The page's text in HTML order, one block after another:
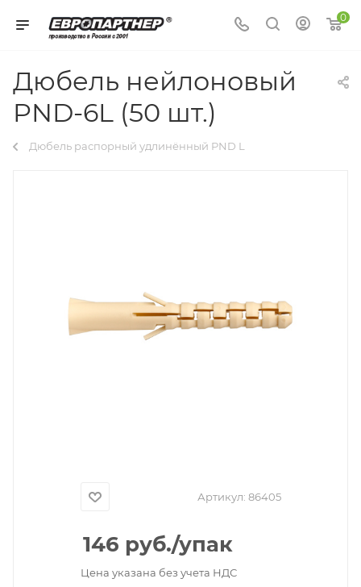
0
Дюбель нейлоновый
PND-6L (50 шт.)
Дюбель распорный удлинённый PND L
Артикул: 86405
146 руб./упак
Цена указана без учета НДС